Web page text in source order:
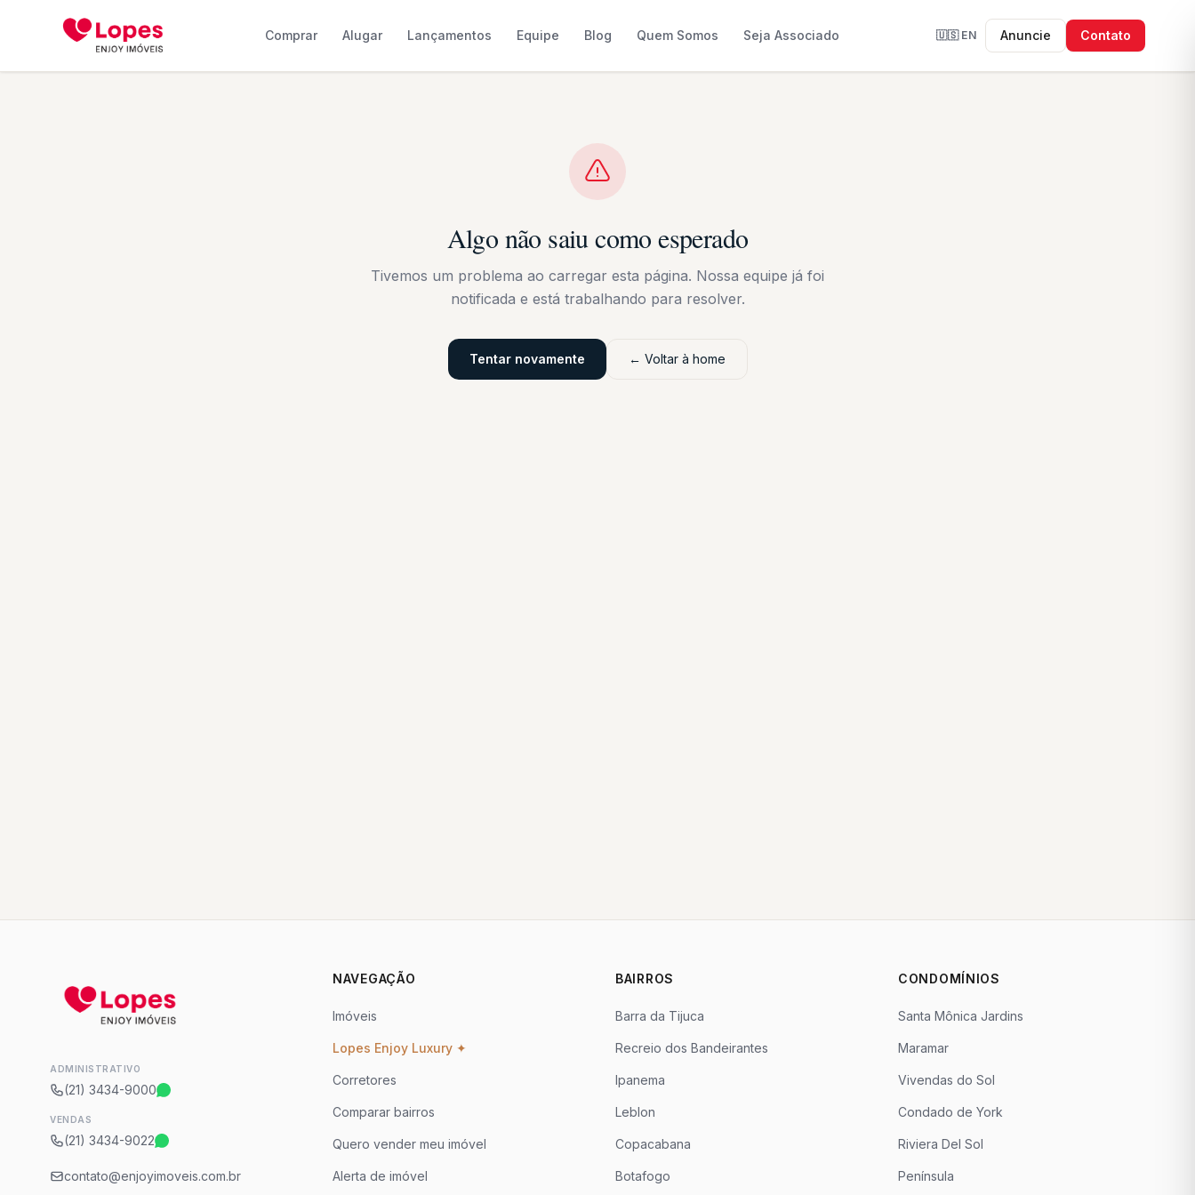
Comprar Alugar Lançamentos Equipe Blog Quem Somos Seja Associado 🇺🇸 EN Anuncie Contato
Algo não saiu como esperado
Tivemos um problema ao carregar esta página. Nossa equipe já foi
notificada e está trabalhando para resolver.
Tentar novamente ← Voltar à home
ADMINISTRATIVO
(21) 3434-9000
VENDAS
(21) 3434-9022
contato@enjoyimoveis.com.br
NAVEGAÇÃO
Imóveis
Lopes Enjoy Luxury ✦
Corretores
Comparar bairros
Quero vender meu imóvel
Alerta de imóvel
BAIRROS
Barra da Tijuca
Recreio dos Bandeirantes
Ipanema
Leblon
Copacabana
Botafogo
CONDOMÍNIOS
Santa Mônica Jardins
Maramar
Vivendas do Sol
Condado de York
Riviera Del Sol
Península